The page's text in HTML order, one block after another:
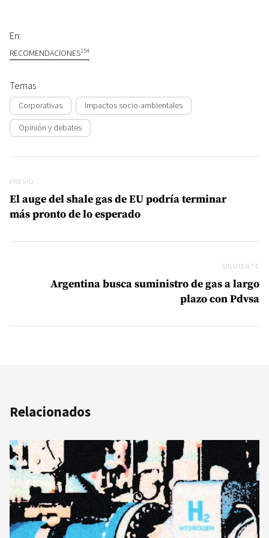
En:
RECOMENDACIONES154
Temas
Corporativas Impactos socio-ambientales
Opinión y debates
Previo
PREVIO
El auge del shale gas de EU podría terminar
más pronto de lo esperado
SIGUIENTE
Argentina busca suministro de gas a largo
plazo con Pdvsa
Relacionados